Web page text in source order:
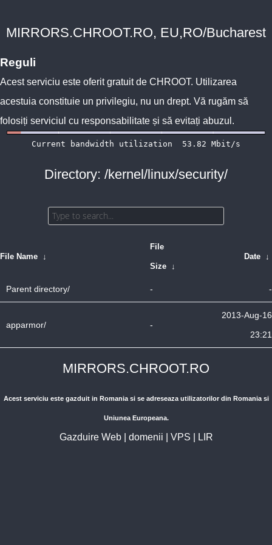
MIRRORS.CHROOT.RO, EU,RO/Bucharest
Reguli
Acest serviciu este oferit gratuit de CHROOT. Utilizarea
acestuia constituie un privilegiu, nu un drept. Vă rugăm să
folosiți serviciul cu responsabilitate și să evitați abuzul.
Directory: /kernel/linux/security/
File Name ↓
File
Size ↓
Date ↓
Parent directory/ - -
apparmor/ -
2013-Aug-16
23:21
MIRRORS.CHROOT.RO
Acest serviciu este gazduit in Romania si se adreseaza utilizatorilor din Romania si
Uniunea Europeana.
Gazduire Web| domenii VPS LIR